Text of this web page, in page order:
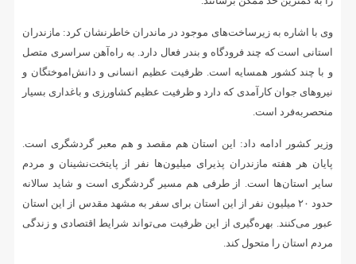
وی با اشاره به زیرساخت‌های موجود در ماندران خاطرنشان کرد: مازندران
استانی است که چند فرودگاه و بندر فعال دارد. به راه‌آهن سراسری متصل
و با چند کشور همسایه است. ظرفیت عظیم انسانی و دانش‌اموختگان و
نیروهای جوان کارآمدی که دارد و ظرفیت عظیم کشاورزی و باغداری بسیار
منحصربه‌فرد است.
وزیر کشور ادامه داد: این استان هم مقصد و هم معبر گردشگری است.
پایان هر هفته مازندران پذیرای میلیون‌ها نفر از پایتخت‌نشینان و مردم
سایر استان‌ها است. از طرفی هم مسیر گردشگری است و شاید سالانه
حدود ۲۰ میلیون نفر از این استان برای سفر به مشهد مقدس از این استان
عبور می‌کنند. بهره‌گیری از این ظرفیت می‌تواند شرایط اقتصادی و زندگی
مردم استان را متحول کند.